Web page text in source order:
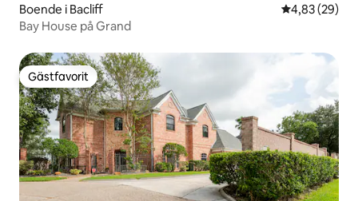
Boende i Bacliff 4,83 av 5 i
4,83 (29)
Bay House på Grand
Gästfavorit
Gästfavorit